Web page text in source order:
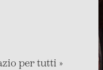
per tutti »